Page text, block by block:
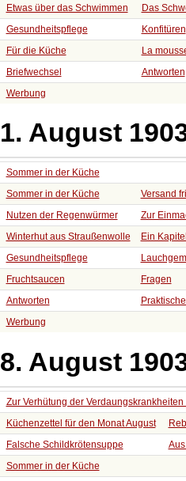
Etwas über das Schwimmen
Das
Gesundheitspflege
Konfitüren
Für die Küche
La
Briefwechsel
Antworten
Werbung
1. August
Sommer in der Küche
Sommer in der Küche
Versand
Nutzen der Regenwürmer
Zur
Winterhut aus Straußenwolle
Ein
Gesundheitspflege
Fruchtsaucen
Fragen
Antworten
Werbung
8. August
Zur Verhütung der
Küchenzettel für den Monat August
Falsche Schildkrötensuppe
Sommer in der Küche